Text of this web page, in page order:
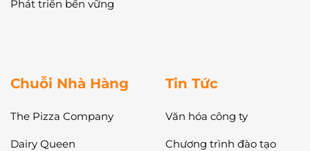
Phát triển bền vững
Chuỗi Nhà Hàng
The Pizza Company
Dairy Queen
Tin Tức
Văn hóa công ty
Chương trình đào tạo